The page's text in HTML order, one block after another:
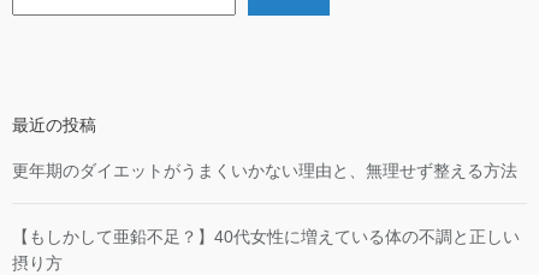
最近の投稿
更年期のダイエットがうまくいかない理由と、無理せず整える方法
【もしかして亜鉛不足？】40代女性に増えている体の不調と正しい
摂り方